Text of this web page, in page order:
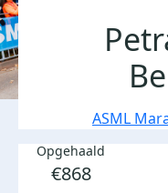
ASML
Opgehaald
€868